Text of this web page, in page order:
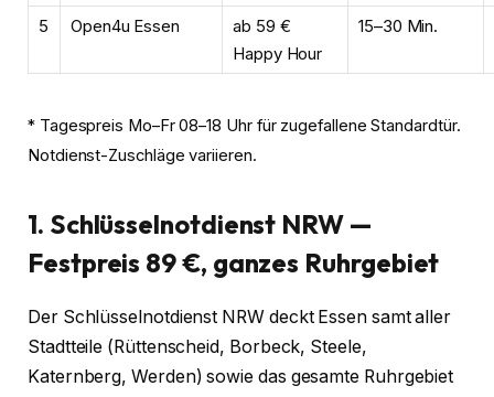
5 Open4u Essen
ab 59 €
Happy Hour
15–30 Min.
* Tagespreis Mo–Fr 08–18 Uhr für zugefallene Standardtür.
Notdienst-Zuschläge variieren.
1. Schlüsselnotdienst NRW —
Festpreis 89 €, ganzes Ruhrgebiet
Der Schlüsselnotdienst NRW deckt Essen samt aller
Stadtteile (Rüttenscheid, Borbeck, Steele,
Katernberg, Werden) sowie das gesamte Ruhrgebiet